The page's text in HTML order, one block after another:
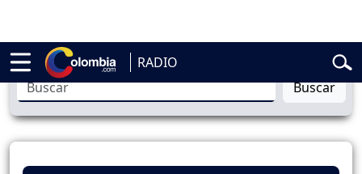
RADIO
de la Espriella Vuelta a Colombia
Buscar